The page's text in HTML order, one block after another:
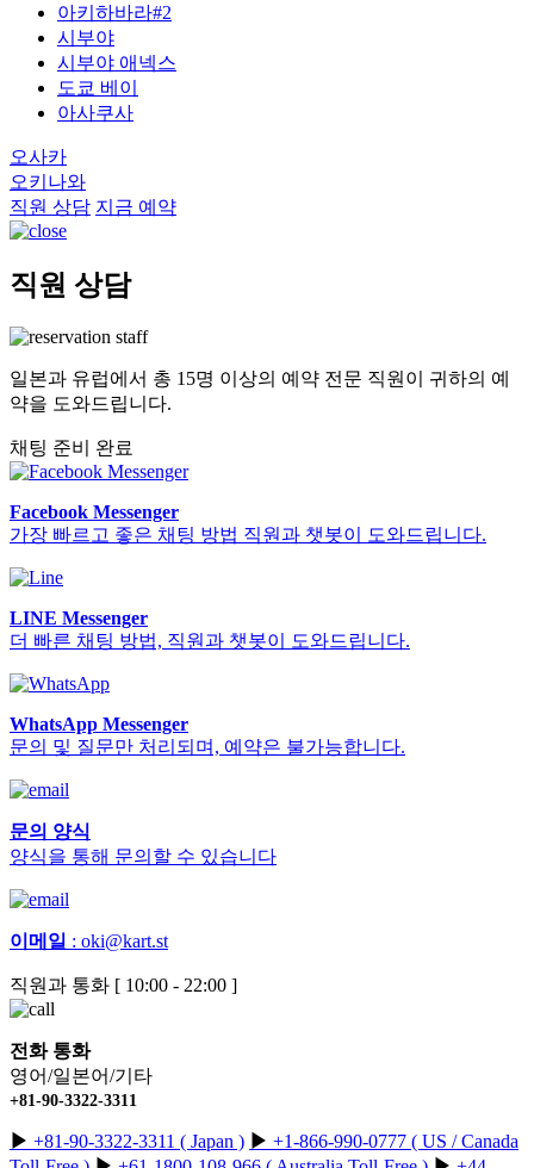
아키하바라#2
시부야
시부야 애넥스
도쿄 베이
아사쿠사
오사카
오키나와
직원 상담 지금 예약
직원 상담
일본과 유럽에서 총 15명 이상의 예약 전문 직원이 귀하의 예
약을 도와드립니다.
채팅 준비 완료
Facebook Messenger
가장 빠르고 좋은 채팅 방법 직원과 챗봇이 도와드립니다.
LINE Messenger
더 빠른 채팅 방법, 직원과 챗봇이 도와드립니다.
WhatsApp Messenger
문의 및 질문만 처리되며, 예약은 불가능합니다.
문의 양식
양식을 통해 문의할 수 있습니다
이메일 : oki@kart.st
직원과 통화 [ 10:00 - 22:00 ]
전화 통화
영어/일본어/기타
+81-90-3322-3311
▶︎ +81-90-3322-3311 ( Japan ) ▶︎ +1-866-990-0777 ( US / Canada